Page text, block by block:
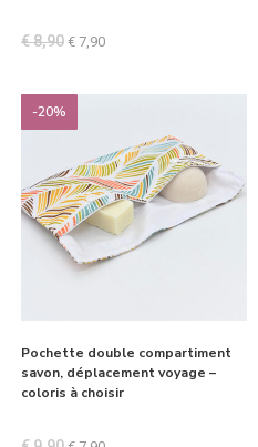
€8,90 € 7,90
-20%
Pochette double compartiment
savon, déplacement voyage –
coloris à choisir